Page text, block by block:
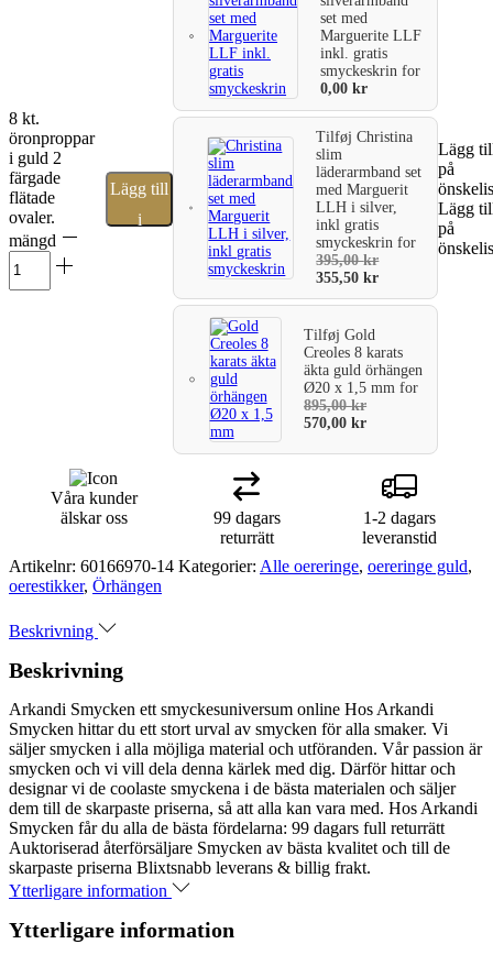
8 kt.
öronproppar
i guld 2
färgade
flätade
ovaler.
mängd
Lägg till
i
set med
Marguerite LLF
inkl. gratis
smyckeskrinfor
0,00kr
TilføjChristina
slim
läderarmband set
med Marguerit
LLH i silver,
inkl gratis
smyckeskrinfor
395,00kr
355,50kr
TilføjGold
Creoles 8 karats
äkta guld örhängen
Ø20 x 1,5 mmfor
895,00kr
570,00kr
Lägg
på
Lägg
på
Våra kunder
älskar oss
99 dagars
returrätt
1-2 dagars
leveranstid
Artikelnr: 60166970-14 Kategorier: Alle oereringe, oereringe guld,
oerestikker, Örhängen
Beskrivning
Beskrivning
Arkandi Smycken ett smyckesuniversum online Hos Arkandi
Smycken hittar du ett stort urval av smycken för alla smaker. Vi
säljer smycken i alla möjliga material och utföranden. Vår passion är
smycken och vi vill dela denna kärlek med dig. Därför hittar och
designar vi de coolaste smyckena i de bästa materialen och säljer
dem till de skarpaste priserna, så att alla kan vara med. Hos Arkandi
Smycken får du alla de bästa fördelarna: 99 dagars full returrätt
Auktoriserad återförsäljare Smycken av bästa kvalitet och till de
skarpaste priserna Blixtsnabb leverans & billig frakt.
Ytterligare information
Ytterligare information